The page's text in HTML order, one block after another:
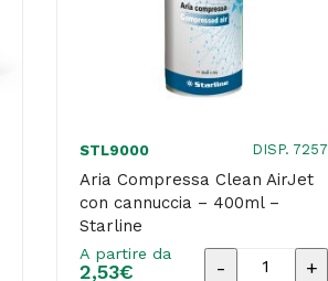
STL9000 DISP. 7257
Aria Compressa Clean AirJet
con cannuccia – 400ml –
Starline
A partire da
2,53€
Aria